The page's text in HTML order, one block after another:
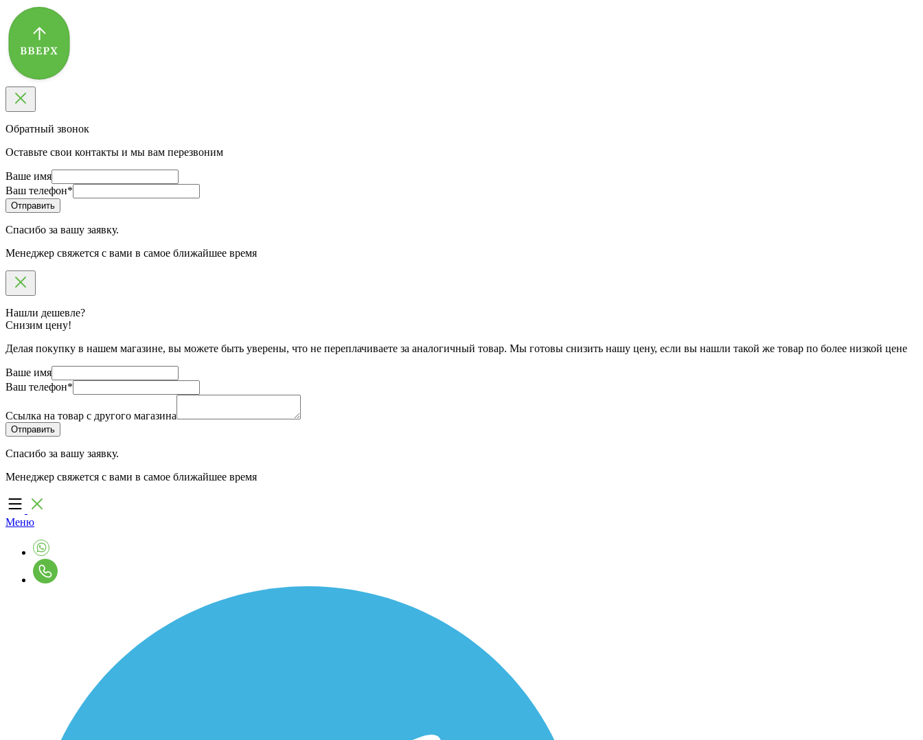
Обратный звонок
Оставьте свои контакты и мы вам перезвоним
Ваше имя
Ваш телефон*
Спасибо за вашу заявку.
Менеджер свяжется с вами в самое ближайшее время
Нашли дешевле?
Снизим цену!
Делая покупку в нашем магазине, вы можете быть уверены, что не переплачиваете за аналогичный товар. Мы готовы снизить нашу цену, если вы нашли такой же товар по более низкой цене
Ваше имя
Ваш телефон*
Ссылка на товар с другого магазина
Спасибо за вашу заявку.
Менеджер свяжется с вами в самое ближайшее время
Меню